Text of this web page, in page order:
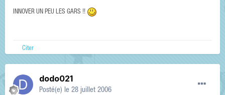
INNOVER UN PEU LES GARS !!
Citer
dodo021
Posté(e) le 28 juillet 2006